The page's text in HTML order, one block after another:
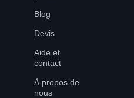
Blog
Devis
Aide et
contact
À propos de
nous